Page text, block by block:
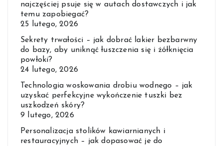
najczęściej psuje się w autach dostawczych i jak
temu zapobiegać?
25 lutego, 2026
Sekrety trwałości – jak dobrać lakier bezbarwny
do bazy, aby uniknąć łuszczenia się i żółknięcia
powłoki?
24 lutego, 2026
Technologia woskowania drobiu wodnego – jak
uzyskać perfekcyjne wykończenie tuszki bez
uszkodzeń skóry?
9 lutego, 2026
Personalizacja stolików kawiarnianych i
restauracyjnych – jak dopasować je do